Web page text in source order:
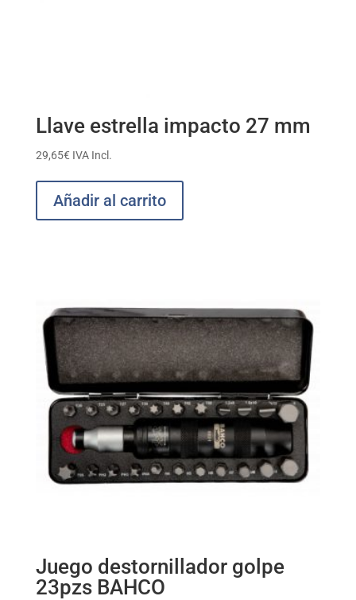
Llave estrella impacto 27 mm
29,65€ IVA Incl.
Añadir al carrito
Juego destornillador golpe
23pzs BAHCO